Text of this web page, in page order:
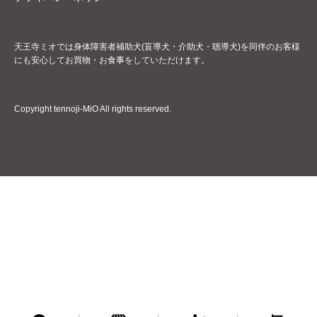
天王寺ミオでは身体障害者補助犬(盲導犬・介助犬・聴導犬)を同伴のお客様
にも安心してお買物・お食事をしていただけます。
Copyright tennoji-MiO All rights reserved.